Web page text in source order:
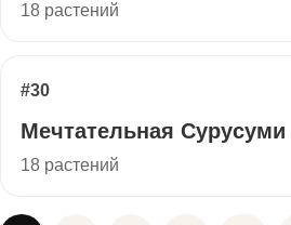
18 растений
#30
Мечтательная
18 растений